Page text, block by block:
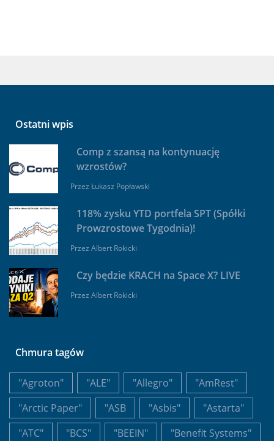
Ostatni wpis
Comp z szansą na kontynuację
wzrostów?
Przez Łukasz Popławski
118% zysku YTD portfela SPT (Spółki
Prowzrostowe Tygodnia)!
Przez Albert Rokicki
Czy będzie KRACH na Space X? LIVE
Przez Albert Rokicki
Chmura tagów
"Agroton" "ALE" "Allegro"
"AmRest"
"Arctic Paper"
"ASB "Asbis"
"Astarta"
"ATC"
"BCS" "BEEIN"
"Benefit Systems"